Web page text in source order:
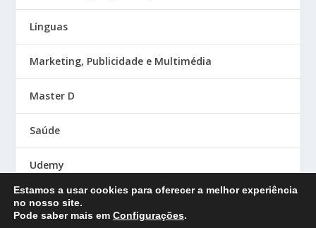
Línguas
Marketing, Publicidade e Multimédia
Master D
Saúde
Udemy
Estamos a usar cookies para oferecer a melhor experiência
no nosso site.
Pode saber mais em Configurações.